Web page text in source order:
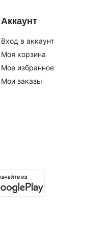
Аккаунт
Вход в аккаунт
Моя корзина
Мое избранное
Мои заказы